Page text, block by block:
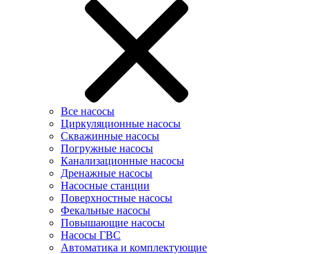
Все насосы
Циркуляционные насосы
Скважинные насосы
Погружные насосы
Канализационные насосы
Дренажные насосы
Насосные станции
Поверхностные насосы
Фекальные насосы
Повышающие насосы
Насосы ГВС
Автоматика и комплектующие